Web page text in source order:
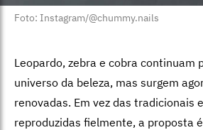
Foto: Instagram/@chummy.nails
Leopardo, zebra e cobra continuam
universo da beleza, mas surgem
renovadas. Em vez das tradicionais
reproduzidas fielmente, a proposta